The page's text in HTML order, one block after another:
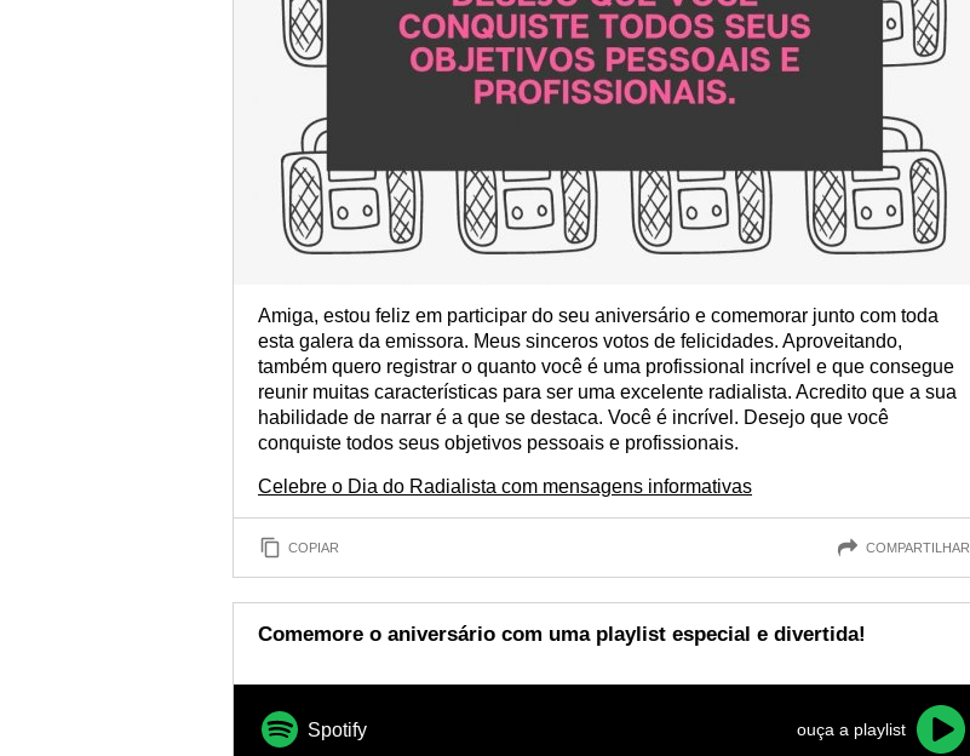
Amiga, estou feliz em participar do seu aniversário e comemorar junto com toda
esta galera da emissora. Meus sinceros votos de felicidades. Aproveitando,
também quero registrar o quanto você é uma profissional incrível e que consegue
reunir muitas características para ser uma excelente radialista. Acredito que a sua
habilidade de narrar é a que se destaca. Você é incrível. Desejo que você
conquiste todos seus objetivos pessoais e profissionais.
Celebre o Dia do Radialista com mensagens informativas
COPIAR COMPARTILHAR
Comemore o aniversário com uma playlist especial e divertida!
Spotify ouça a playlist